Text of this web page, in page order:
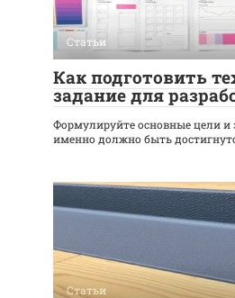
Статьи
Как подготовить
задание для
Формулируйте основные цели и
именно должно быть
Статьи